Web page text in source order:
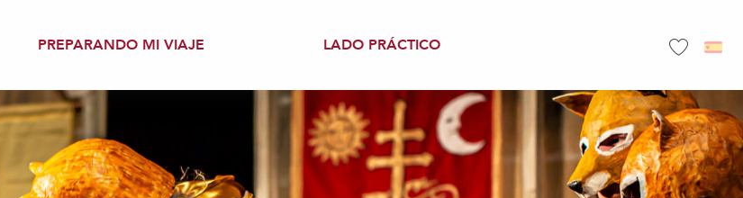
PREPARANDO MI VIAJE LADO PRÁCTICO